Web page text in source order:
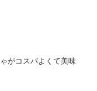
がコスパよくて美味